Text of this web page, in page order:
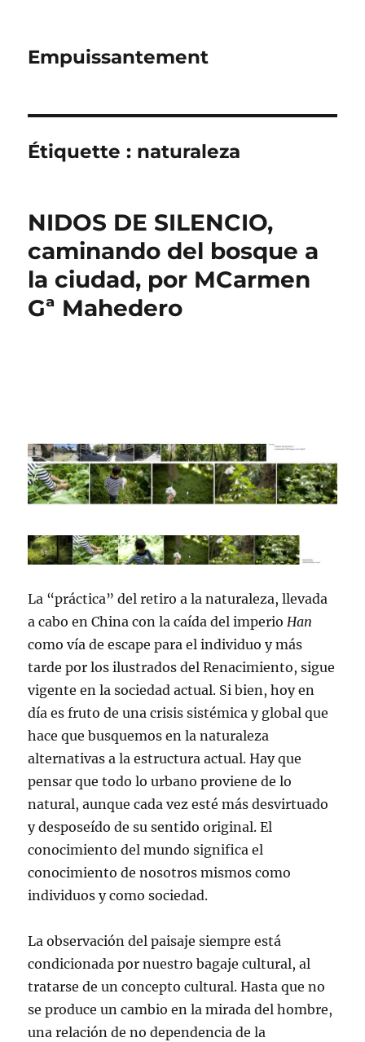
Empuissantement
Étiquette : naturaleza
NIDOS DE SILENCIO,
caminando del bosque a
la ciudad, por MCarmen
Gª Mahedero
La “práctica” del retiro a la naturaleza, llevada
a cabo en China con la caída del imperioHan
como vía de escape para el individuo y más
tarde por los ilustrados del Renacimiento, sigue
vigente en la sociedad actual. Si bien, hoy en
día es fruto de una crisis sistémica y global que
hace que busquemos en la naturaleza
alternativas a la estructura actual. Hay que
pensar que todo lo urbano proviene de lo
natural, aunque cada vez esté más desvirtuado
y desposeído de su sentido original. El
conocimiento del mundo significa el
conocimiento de nosotros mismos como
individuos y como sociedad.
La observación del paisaje siempre está
condicionada por nuestro bagaje cultural, al
tratarse de un concepto cultural. Hasta que no
se produce un cambio en la mirada del hombre,
una relación de no dependencia de la